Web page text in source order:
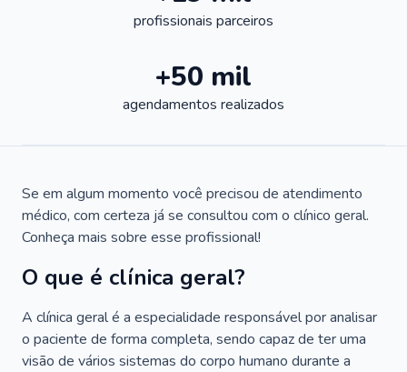
profissionais parceiros
+50 mil
agendamentos realizados
Se em algum momento você precisou de atendimento
médico, com certeza já se consultou com o clínico geral.
Conheça mais sobre esse profissional!
O que é clínica geral?
A clínica geral é a especialidade responsável por analisar
o paciente de forma completa, sendo capaz de ter uma
visão de vários sistemas do corpo humano durante a